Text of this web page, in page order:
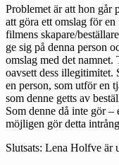
Problemet är att hon går
att göra ett omslag för
filmens skapare/
ge sig på denna person
omslag med det namnet.
oavsett dess
en person, som utför en
som denne getts av
Som denne då inte gör –
möjligen gör detta
Slutsats: Lena Holfve är